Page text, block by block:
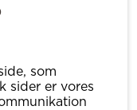
som
sider er vores